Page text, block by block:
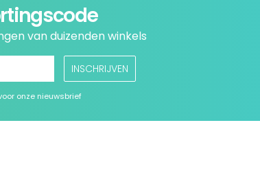
van duizenden winkels
INSCHRIJVEN
onze nieuwsbrief